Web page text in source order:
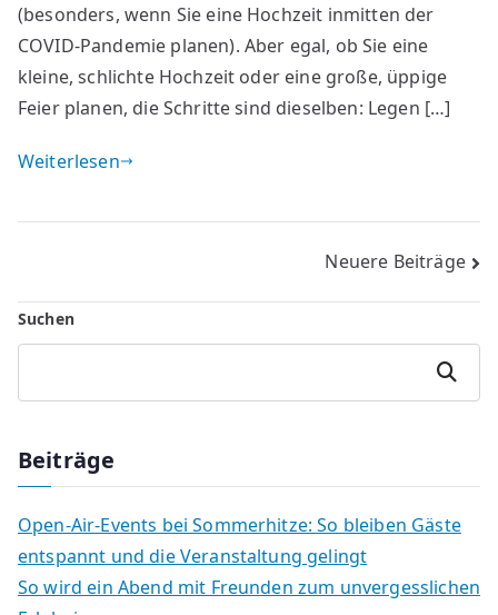
(besonders, wenn Sie eine Hochzeit inmitten der
COVID-Pandemie planen). Aber egal, ob Sie eine
kleine, schlichte Hochzeit oder eine große, üppige
Feier planen, die Schritte sind dieselben: Legen […]
Weiterlesen
BeitragsnavigationNeuere Beiträge
Suchen
Suchen
Beiträge
Open-Air-Events bei Sommerhitze: So bleiben Gäste
entspannt und die Veranstaltung gelingt
So wird ein Abend mit Freunden zum unvergesslichen